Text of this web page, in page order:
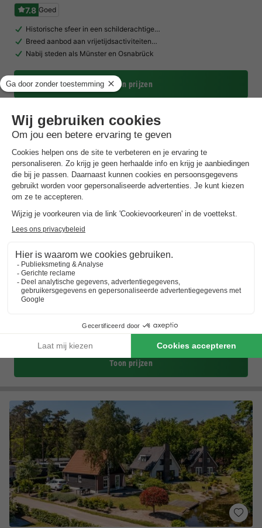
7.8 Goed
Historische sfeer in een schilderachtige…
Breed aanbod aan vrijetijdsactiviteiten…
Nabij steden als Münster en Osnabrück
Toon prijzen
Vakantiepark Mölke
Overijssel, Zuna (41,9 km van Winterswijk)
7.4 Goed
Prachtige landelijke omgeving
Toon prijzen